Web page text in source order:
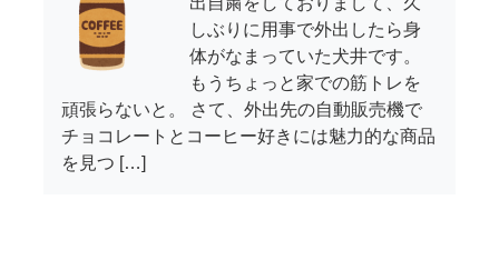
しぶりに用事で外出したら身
体がなまっていた犬井です。
もうちょっと家での筋トレを
頑張らないと。 さて、外出先の自動販売機で
チョコレートとコーヒー好きには魅力的な商品
を見つ […]